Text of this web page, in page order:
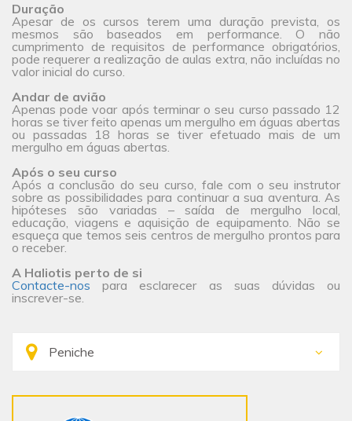
Duração
Apesar de os cursos terem uma duração prevista, os
mesmos são baseados em performance. O não
cumprimento de requisitos de performance obrigatórios,
pode requerer a realização de aulas extra, não incluídas no
valor inicial do curso.
Andar de avião
Apenas pode voar após terminar o seu curso passado 12
horas se tiver feito apenas um mergulho em águas abertas
ou passadas 18 horas se tiver efetuado mais de um
mergulho em águas abertas.
Após o seu curso
Após a conclusão do seu curso, fale com o seu instrutor
sobre as possibilidades para continuar a sua aventura. As
hipóteses são variadas – saída de mergulho local,
educação, viagens e aquisição de equipamento. Não se
esqueça que temos seis centros de mergulho prontos para
o receber.
A Haliotis perto de si
Contacte-nos para esclarecer as suas dúvidas ou
inscrever-se.